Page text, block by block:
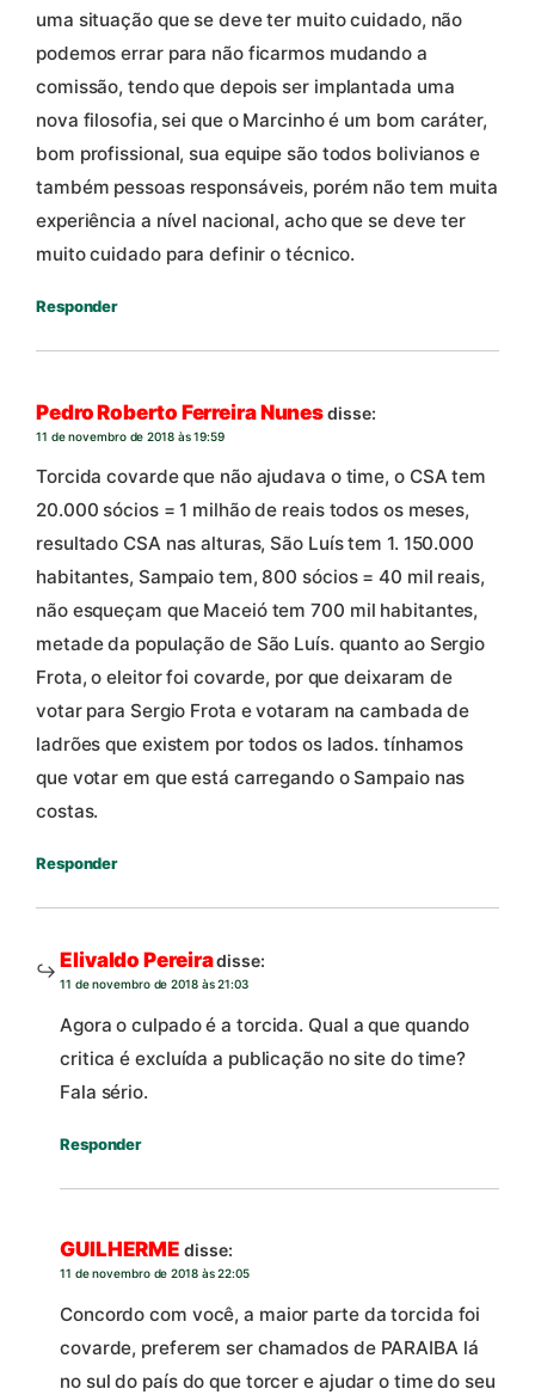
uma situação que se deve ter muito cuidado, não
podemos errar para não ficarmos mudando a
comissão, tendo que depois ser implantada uma
nova filosofia, sei que o Marcinho é um bom caráter,
bom profissional, sua equipe são todos bolivianos e
também pessoas responsáveis, porém não tem muita
experiência a nível nacional, acho que se deve ter
muito cuidado para definir o técnico.
Responder
Pedro Roberto Ferreira Nunesdisse:
11 de novembro de 2018 às 19:59
Torcida covarde que não ajudava o time, o CSA tem
20.000 sócios = 1 milhão de reais todos os meses,
resultado CSA nas alturas, São Luís tem 1. 150.000
habitantes, Sampaio tem, 800 sócios = 40 mil reais,
não esqueçam que Maceió tem 700 mil habitantes,
metade da população de São Luís. quanto ao Sergio
Frota, o eleitor foi covarde, por que deixaram de
votar para Sergio Frota e votaram na cambada de
ladrões que existem por todos os lados. tínhamos
que votar em que está carregando o Sampaio nas
costas.
Responder
Elivaldo Pereiradisse:
11 de novembro de 2018 às 21:03
Agora o culpado é a torcida. Qual a que quando
critica é excluída a publicação no site do time?
Fala sério.
Responder
GUILHERME disse:
11 de novembro de 2018 às 22:05
Concordo com você, a maior parte da torcida foi
covarde, preferem ser chamados de PARAIBA lá
no sul do país do que torcer e ajudar o time do seu